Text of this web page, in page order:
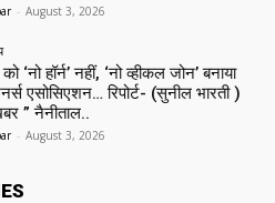
- August 3, 2026
‘नो हॉर्न’ नहीं, ‘नो व्हीकल जोन’ बनाया
एसोसिएशन… रिपोर्ट- (सुनील भारती )
” नैनीताल..
- August 3, 2026